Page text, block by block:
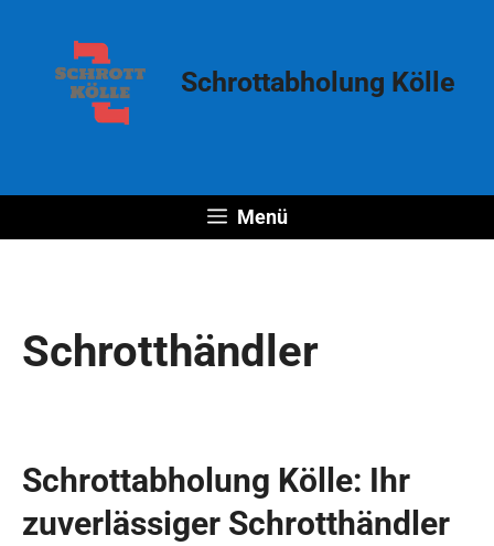
springen
Schrottabholung Kölle
Menü
Schrotthändler
Schrottabholung Kölle: Ihr
zuverlässiger Schrotthändler